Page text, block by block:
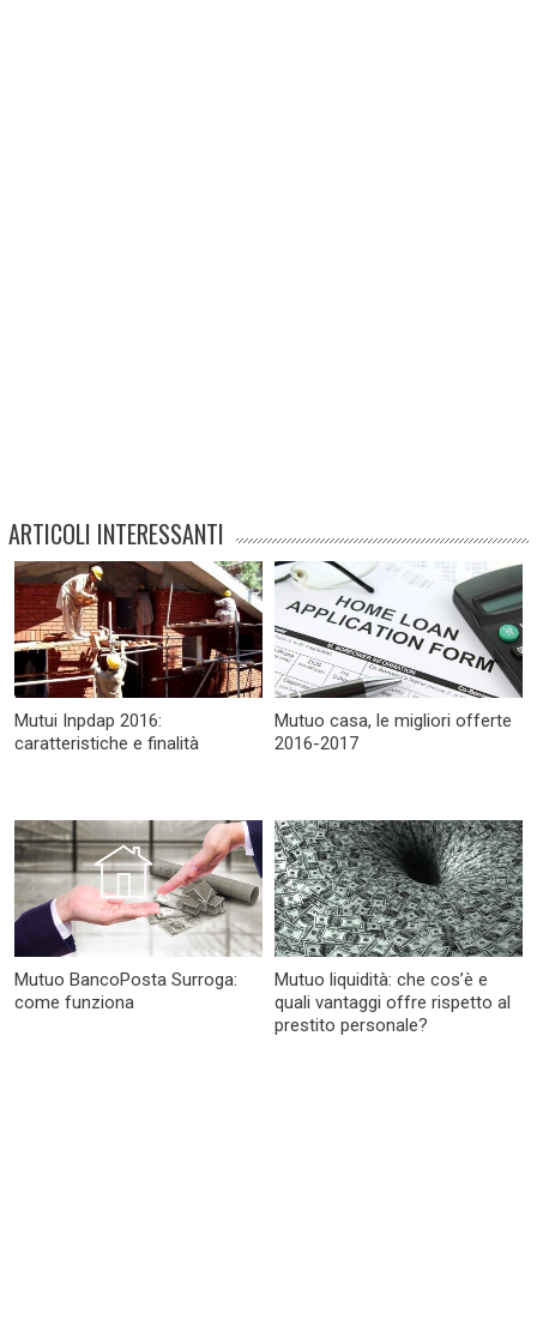
ARTICOLI INTERESSANTI
Mutui Inpdap 2016:
caratteristiche e finalità
Mutuo casa, le migliori offerte
2016-2017
Mutuo BancoPosta Surroga:
come funziona
Mutuo liquidità: che cos’è e
quali vantaggi offre rispetto al
prestito personale?